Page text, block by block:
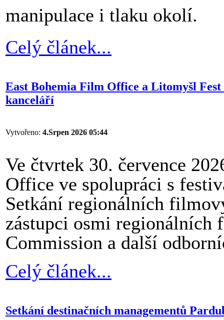
manipulace i tlaku okolí.
Celý článek...
East Bohemia Film Office a Litomyšl
kanceláří
Vytvořeno: 4.Srpen 2026 05:44
Ve čtvrtek 30. července
Office ve spolupráci s
Setkání regionálních
zástupci osmi
Commission a další
Celý článek...
Setkání destinačních managementů